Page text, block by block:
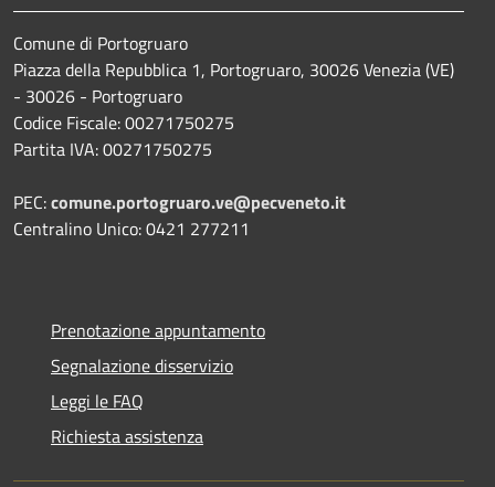
Comune di Portogruaro
Piazza della Repubblica 1, Portogruaro, 30026 Venezia (VE)
- 30026 - Portogruaro
Codice Fiscale: 00271750275
Partita IVA: 00271750275
PEC:comune.portogruaro.ve@pecveneto.it
Centralino Unico: 0421 277211
Prenotazione appuntamento
Segnalazione disservizio
Leggi le FAQ
Richiesta assistenza